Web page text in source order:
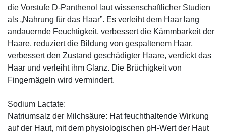
die Vorstufe D-Panthenol laut wissenschaftlicher Studien
als „Nahrung für das Haar”. Es verleiht dem Haar lang
andauernde Feuchtigkeit, verbessert die Kämmbarkeit der
Haare, reduziert die Bildung von gespaltenem Haar,
verbessert den Zustand geschädigter Haare, verdickt das
Haar und verleiht ihm Glanz. Die Brüchigkeit von
Fingernägeln wird vermindert.
Sodium Lactate:
Natriumsalz der Milchsäure: Hat feuchthaltende Wirkung
auf der Haut, mit dem physiologischen pH-Wert der Haut